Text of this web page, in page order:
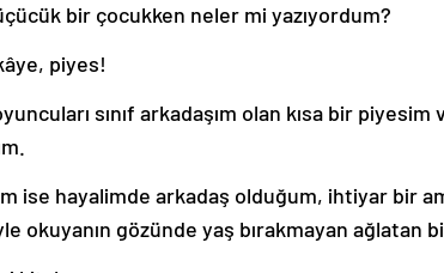
bir çocukken neler mi yazıyordum?
piyes!
sınıf arkadaşım olan kısa bir
ise hayalimde arkadaş olduğum, ihtiyar bir
okuyanın gözünde yaş bırakmayan ağlatan